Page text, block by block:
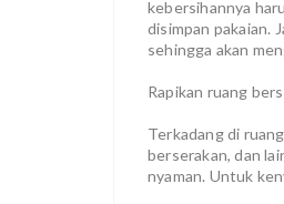
kebersihannya
disimpan pakaian.
sehingga akan
Rapikan ruang
Terkadang di
berserakan, dan
nyaman. Untuk